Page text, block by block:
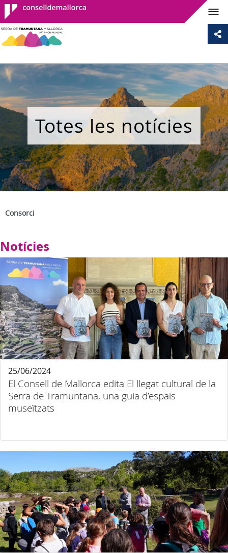
Consell de
Mallorca
Totes les notícies
Consorci
Notícies
El Consell de Mallorca edita El llegat cultural de la
Serra de Tramuntana, una guia d’espais
museïtzats
25/06/2024